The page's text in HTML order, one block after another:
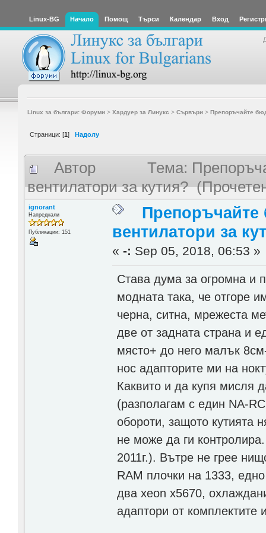
Linux-BG Начало Помощ Търси Календар Вход
Linux за българи: Форуми> Хардуер за Линукс > Сървъри> Препоръчайте
Страници: [1] Надолу
Автор
Тема:
вентилатори за кутия?
ignorant
Напреднали
Публикации: 151
вентилатори за
«-: Sep 05, 2018, 06:53 »
Става дума за огромна и
модната така, че отгоре
черна, ситна, мрежеста
две от задната страна и
място+ до него малък
нос адапторите ми на
Каквито и да купя мисля
(разполагам с един NA-
обороти, защото кутията
не може да ги
2011г.). Вътре не грее
RAM плочки на 1333,
два xeon x5670,
адаптори от комплектите